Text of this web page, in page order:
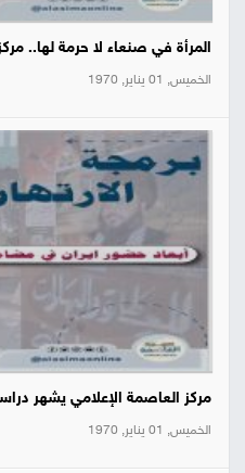
المرأة في صنعاء لا حرمة لها..
الخميس, 01 يناير, 1970
مركز العاصمة الإعلامي يشهر
الخميس, 01 يناير, 1970